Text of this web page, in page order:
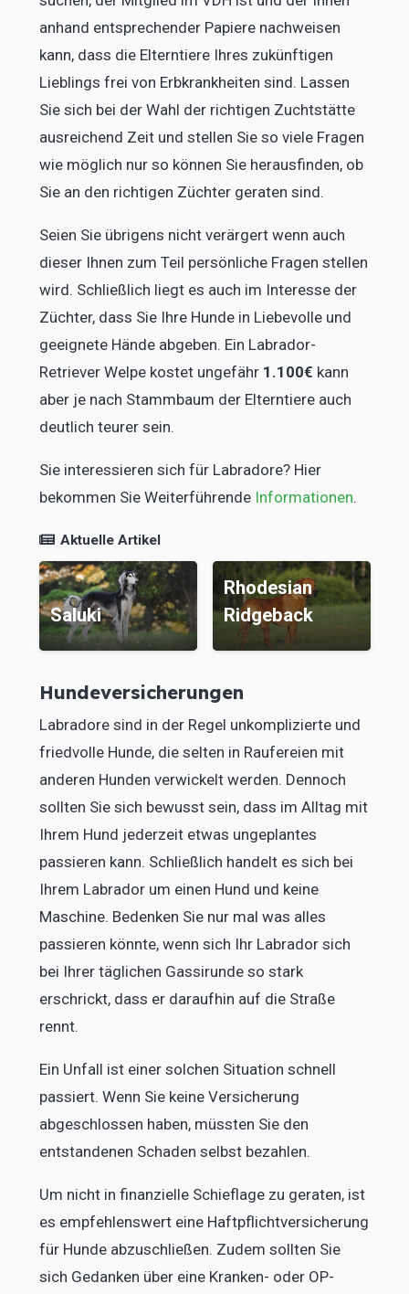
anhand entsprechender Papiere nachweisen
kann, dass die Elterntiere Ihres zukünftigen
Lieblings frei von Erbkrankheiten sind. Lassen
Sie sich bei der Wahl der richtigen Zuchtstätte
ausreichend Zeit und stellen Sie so viele Fragen
wie möglich nur so können Sie herausfinden, ob
Sie an den richtigen Züchter geraten sind.
Seien Sie übrigens nicht verärgert wenn auch
dieser Ihnen zum Teil persönliche Fragen stellen
wird. Schließlich liegt es auch im Interesse der
Züchter, dass Sie Ihre Hunde in Liebevolle und
geeignete Hände abgeben. Ein Labrador-
Retriever Welpe kostet ungefähr 1.100€ kann
aber je nach Stammbaum der Elterntiere auch
deutlich teurer sein.
Sie interessieren sich für Labradore? Hier
bekommen Sie Weiterführende Informationen.
Aktuelle Artikel
Rhodesian
Ridgeback
Chihuahua
Hundeversicherungen
Labradore sind in der Regel unkomplizierte und
friedvolle Hunde, die selten in Raufereien mit
anderen Hunden verwickelt werden. Dennoch
sollten Sie sich bewusst sein, dass im Alltag mit
Ihrem Hund jederzeit etwas ungeplantes
passieren kann. Schließlich handelt es sich bei
Ihrem Labrador um einen Hund und keine
Maschine. Bedenken Sie nur mal was alles
passieren könnte, wenn sich Ihr Labrador sich
bei Ihrer täglichen Gassirunde so stark
erschrickt, dass er daraufhin auf die Straße
rennt.
Ein Unfall ist einer solchen Situation schnell
passiert. Wenn Sie keine Versicherung
abgeschlossen haben, müssten Sie den
entstandenen Schaden selbst bezahlen.
Um nicht in finanzielle Schieflage zu geraten, ist
es empfehlenswert eine Haftpflichtversicherung
für Hunde abzuschließen. Zudem sollten Sie
sich Gedanken über eine Kranken- oder OP-